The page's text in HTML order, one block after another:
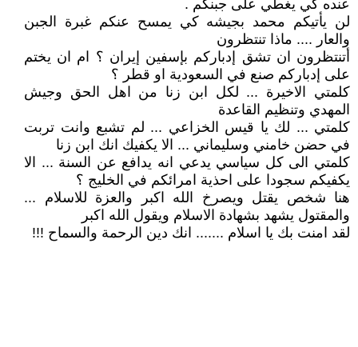
عنده كي يغطي على جبنكم .
لن يأتيكم محمد بجيشه كي يمسح عنكم غبرة الجبن
والعار .... ماذا تنتظرون
أتنتظرون ان تشق إدباركم بإسفين إيران ؟ ام ان يختم
على إدباركم صنع في السعودية او قطر ؟
كلمتي الاخيرة ... لكل ابن زنا من اهل الحق وجيش
المهدي وتنظيم القاعدة
كلمتي ... لك يا قيس الخزاعي ... لم تشبع وانت تربت
في حضن خامني وسليماني ... الا يكفيك انك ابن زنا
كلمتي الى كل سياسي يدعي انه يدافع عن السنة ... الا
يكفيكم سجودا على احذية امرائكم في الخليج ؟
هنا شخص يقتل ويصرخ الله اكبر والعزة للاسلام ...
والمقتول يشهد بشهادة الاسلام ويقول الله اكبر
لقد امنت بك يا اسلام ....... انك دين الرحمة والسماح !!!